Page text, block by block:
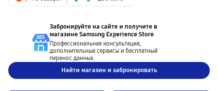
Забронируйте на сайте и получите в
магазинеSamsung Experience Store
Профессиональная консультация,
дополнительные сервисы и бесплатный
перенос данных.
Найти магазин и забронировать